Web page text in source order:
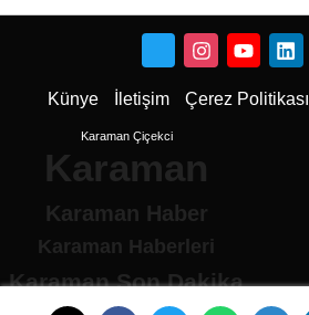
Künye İletişim Çerez Politikası
Karaman Çiçekci
Karaman
Karaman Haber
Karaman Haberleri
Karaman Son Dakika